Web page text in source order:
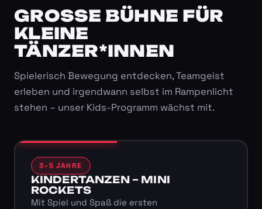
GROSSE BÜHNE FÜR K
LEINE T
ÄNZER*INNEN
Spielerisch Bewegung entdecken, Teamgeist
erleben und irgendwann selbst im Rampenlicht
stehen – unser Kids-Programm wächst mit.
3–5 JAHRE
KINDERTANZEN – MINI
ROCKETS
Mit Spiel und Spaß die ersten